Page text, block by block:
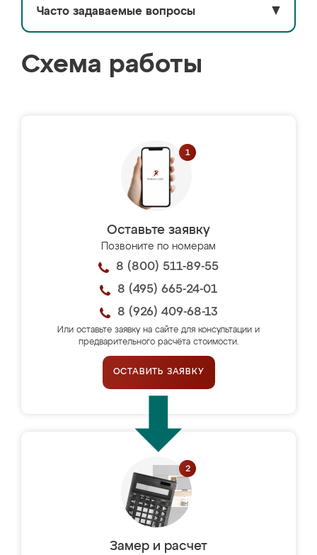
Часто задаваемые вопросы ▼
Схема работы
Оставьте заявку
Позвоните по номерам
8 (800) 511-89-55
8 (495) 665-24-01
8 (926) 409-68-13
Или оставьте заявку на сайте для консультации и
предварительного расчёта стоимости.
ОСТАВИТЬ ЗАЯВКУ
Замер и расчет